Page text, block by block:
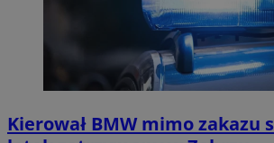
Kierował BMW mimo zakazu